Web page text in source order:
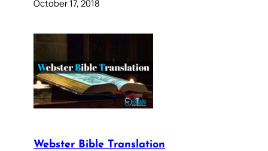
October 17, 2018
Webster Bible Translation